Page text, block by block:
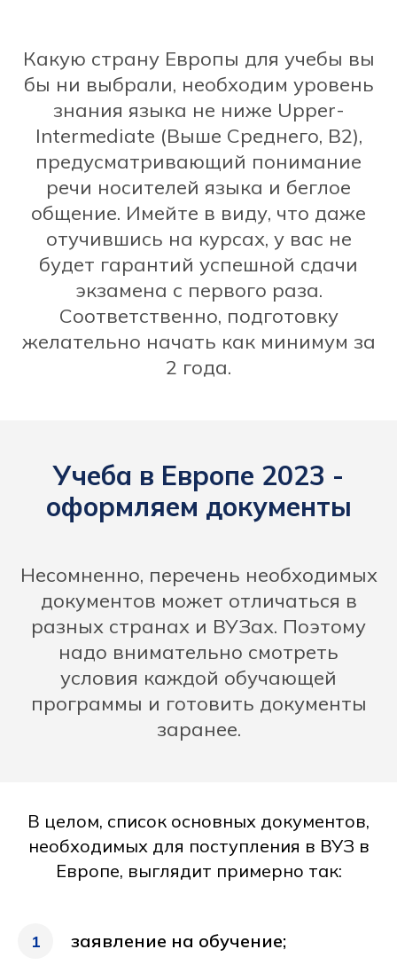
Какую страну Европы для учебы вы
бы ни выбрали, необходим уровень
знания языка не ниже Upper-
Intermediate (Выше Среднего, В2),
предусматривающий понимание
речи носителей языка и беглое
общение. Имейте в виду, что даже
отучившись на курсах, у вас не
будет гарантий успешной сдачи
экзамена с первого раза.
Соответственно, подготовку
желательно начать как минимум за
2 года.
Учеба в Европе 2023 -
оформляем документы
Несомненно, перечень необходимых
документов может отличаться в
разных странах и ВУЗах. Поэтому
надо внимательно смотреть
условия каждой обучающей
программы и готовить документы
заранее.
В целом, список основных документов,
необходимых для поступления в ВУЗ в
Европе, выглядит примерно так:
1 заявление на обучение;